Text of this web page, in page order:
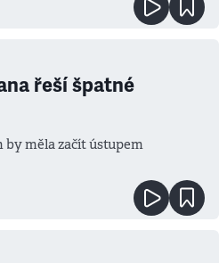
řeší špatné
měla začít ústupem